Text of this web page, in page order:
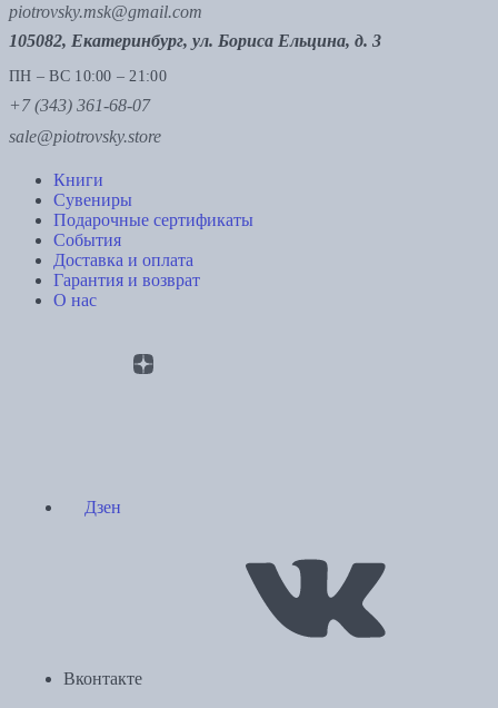
piotrovsky.msk@gmail.com
105082, Екатеринбург, ул. Бориса Ельцина, д. 3
ПН – ВС 10:00 – 21:00
+7 (343) 361-68-07
sale@piotrovsky.store
Книги
Сувениры
Подарочные сертификаты
События
Доставка и оплата
Гарантия и возврат
О нас
Дзен
Вконтакте